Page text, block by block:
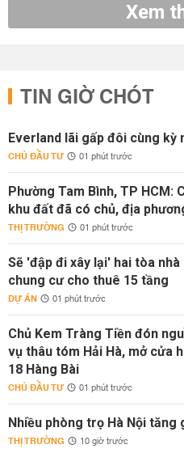
Xem
TIN GIỜ CHÓT
Everland lãi gấp đôi cùng kỳ
CHỦ ĐẦU TƯ 01 phút trước
Phường Tam Bình, TP HCM:
khu đất đã có chủ, địa
THỊ TRƯỜNG 01 phút trước
Sẽ 'đập đi xây lại' hai tòa
chung cư cho thuê 15 tầng
DỰ ÁN 01 phút trước
Chủ Kem Tràng Tiền đón
vụ thâu tóm Hải Hà, mở cửa
18 Hàng Bài
CHỦ ĐẦU TƯ 01 phút trước
Nhiều phòng trọ Hà Nội tăng
THỊ TRƯỜNG 10 giờ trước